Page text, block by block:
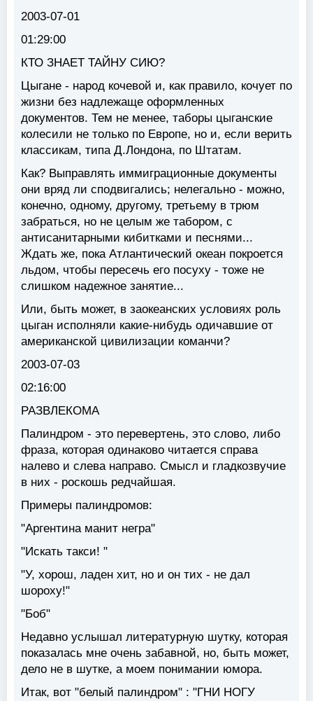
2003-07-01
01:29:00
КТО ЗНАЕТ ТАЙНУ СИЮ?
Цыгане - народ кочевой и, как правило, кочует по
жизни без надлежаще оформленных
документов. Тем не менее, таборы цыганские
колесили не только по Европе, но и, если верить
классикам, типа Д.Лондона, по Штатам.
Как? Выправлять иммиграционные документы
они вряд ли сподвигались; нелегально - можно,
конечно, одному, другому, третьему в трюм
забраться, но не целым же табором, с
антисанитарными кибитками и песнями...
Ждать же, пока Атлантический океан покроется
льдом, чтобы пересечь его посуху - тоже не
слишком надежное занятие...
Или, быть может, в заокеанских условиях роль
цыган исполняли какие-нибудь одичавшие от
американской цивилизации команчи?
2003-07-03
02:16:00
РАЗВЛЕКОМА
Палиндром - это перевертень, это слово, либо
фраза, которая одинаково читается справа
налево и слева направо. Смысл и гладкозвучие
в них - роскошь редчайшая.
Примеры палиндромов:
"Аргентина манит негра"
"Искать такси! "
"У, хорош, ладен хит, но и он тих - не дал
шороху!"
"Боб"
Недавно услышал литературную шутку, которая
показалась мне очень забавной, но, быть может,
дело не в шутке, а моем понимании юмора.
Итак, вот "белый палиндром" : "ГНИ НОГУ